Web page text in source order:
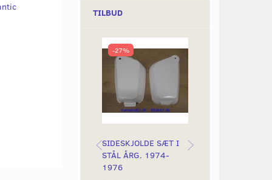
TILBUD
-27%
SIDESKJOLDE SÆT I
STÅL ÅRG. 1974-
1976